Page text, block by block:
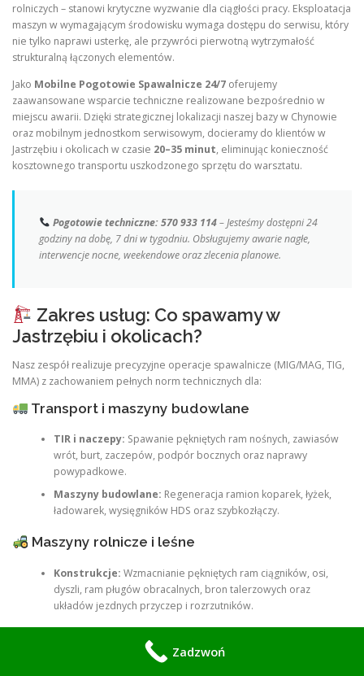
rolniczych – stanowi krytyczne wyzwanie dla ciągłości pracy. Eksploatacja
maszyn w wymagającym środowisku wymaga dostępu do serwisu, który
nie tylko naprawi usterkę, ale przywróci pierwotną wytrzymałość
strukturalną łączonych elementów.
Jako Mobilne Pogotowie Spawalnicze 24/7 oferujemy
zaawansowane wsparcie techniczne realizowane bezpośrednio w
miejscu awarii. Dzięki strategicznej lokalizacji naszej bazy w Chynowie
oraz mobilnym jednostkom serwisowym, docieramy do klientów w
Jastrzębiu i okolicach w czasie 20–35 minut, eliminując konieczność
kosztownego transportu uszkodzonego sprzętu do warsztatu.
Pogotowie techniczne: 570 933 114– Jesteśmy dostępni 24
godziny na dobę, 7 dni w tygodniu. Obsługujemy awarie nagłe,
interwencje nocne, weekendowe oraz zlecenia planowe.
Zakres usług: Co spawamy w
Jastrzębiu i okolicach?
Nasz zespół realizuje precyzyjne operacje spawalnicze (MIG/MAG, TIG,
MMA) z zachowaniem pełnych norm technicznych dla:
Transport i maszyny budowlane
TIR i naczepy: Spawanie pękniętych ram nośnych, zawiasów
wrót, burt, zaczepów, podpór bocznych oraz naprawy
powypadkowe.
Maszyny budowlane: Regeneracja ramion koparek, łyżek,
ładowarek, wysięgników HDS oraz szybkozłączy.
Maszyny rolnicze i leśne
Konstrukcje: Wzmacnianie pękniętych ram ciągników, osi,
dyszli, ram pługów obracalnych, bron talerzowych oraz
układów jezdnych przyczep i rozrzutników.
Bramy, ogrodzenia i automatyka
Bramy przemysłowe i posesyjne:
Zadzwoń